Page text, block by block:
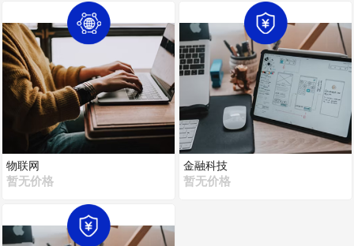
物联网
暂无价格
金融科技
暂无价格